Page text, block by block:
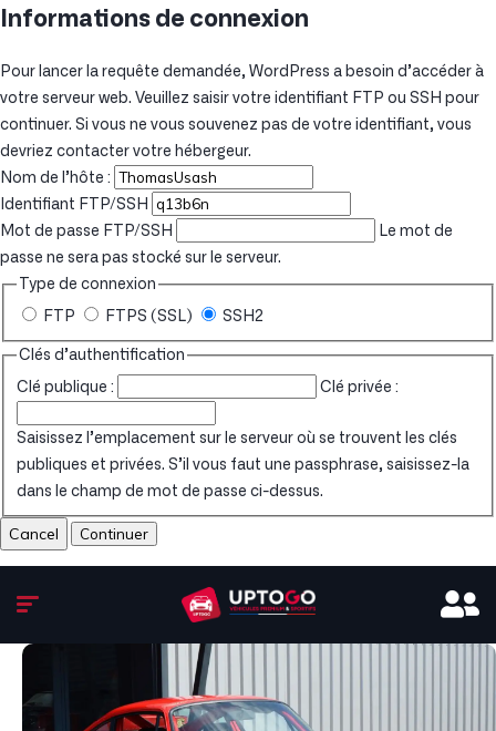
Informations de connexion
Pour lancer la requête demandée, WordPress a besoin d’accéder à
votre serveur web. Veuillez saisir votre identifiant FTP ou SSH pour
continuer. Si vous ne vous souvenez pas de votre identifiant, vous
devriez contacter votre hébergeur.
Nom de l’hôte :
Identifiant FTP/SSH
Mot de passe FTP/SSH
Le mot de
passe ne sera pas stocké sur le serveur.
Type de connexion
FTP FTPS (SSL) SSH2
Clés d’authentification
Clé publique : Clé privée :
Saisissez l’emplacement sur le serveur où se trouvent les clés
publiques et privées. S’il vous faut une passphrase, saisissez-la
dans le champ de mot de passe ci-dessus.
Cancel